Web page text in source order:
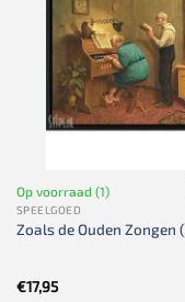
Op voorraad (1)
SPEELGOED
Zoals de Ouden Zongen
€17,95